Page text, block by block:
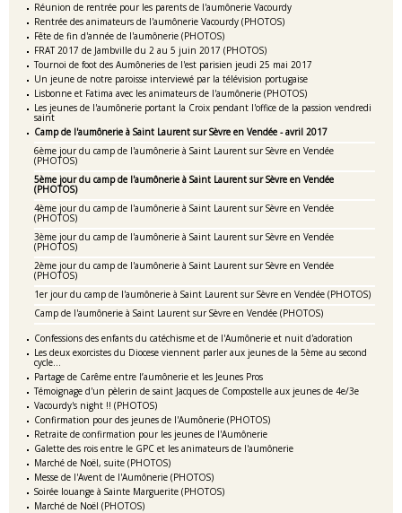
Réunion de rentrée pour les parents de l'aumônerie Vacourdy
Rentrée des animateurs de l'aumônerie Vacourdy (PHOTOS)
Fête de fin d'année de l'aumônerie (PHOTOS)
FRAT 2017 de Jambville du 2 au 5 juin 2017 (PHOTOS)
Tournoi de foot des Aumôneries de l'est parisien jeudi 25 mai 2017
Un jeune de notre paroisse interviewé par la télévision portugaise
Lisbonne et Fatima avec les animateurs de l'aumônerie (PHOTOS)
Les jeunes de l'aumônerie portant la Croix pendant l'office de la passion vendredi
saint
Camp de l'aumônerie à Saint Laurent sur Sèvre en Vendée - avril 2017
6ème jour du camp de l'aumônerie à Saint Laurent sur Sèvre en Vendée
(PHOTOS)
5ème jour du camp de l'aumônerie à Saint Laurent sur Sèvre en Vendée
(PHOTOS)
4ème jour du camp de l'aumônerie à Saint Laurent sur Sèvre en Vendée
(PHOTOS)
3ème jour du camp de l'aumônerie à Saint Laurent sur Sèvre en Vendée
(PHOTOS)
2ème jour du camp de l'aumônerie à Saint Laurent sur Sèvre en Vendée
(PHOTOS)
1er jour du camp de l'aumônerie à Saint Laurent sur Sèvre en Vendée (PHOTOS)
Camp de l'aumônerie à Saint Laurent sur Sèvre en Vendée (PHOTOS)
Confessions des enfants du catéchisme et de l'Aumônerie et nuit d'adoration
Les deux exorcistes du Diocese viennent parler aux jeunes de la 5ème au second
cycle...
Partage de Carême entre l’aumônerie et les Jeunes Pros
Témoignage d'un pèlerin de saint Jacques de Compostelle aux jeunes de 4e/3e
Vacourdy's night !! (PHOTOS)
Confirmation pour des jeunes de l'Aumônerie (PHOTOS)
Retraite de confirmation pour les jeunes de l'Aumônerie
Galette des rois entre le GPC et les animateurs de l'aumônerie
Marché de Noël, suite (PHOTOS)
Messe de l'Avent de l'Aumônerie (PHOTOS)
Soirée louange à Sainte Marguerite (PHOTOS)
Marché de Noël (PHOTOS)